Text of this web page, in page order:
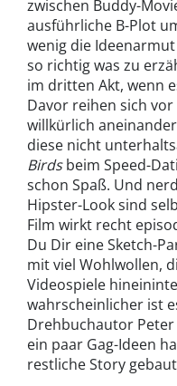
zwischen Buddy-
ausführliche B-Plot
wenig die
so richtig was zu
im dritten Akt, wenn
Davor reihen sich
willkürlich
diese nicht
Birdsbeim Speed-
schon Spaß. Und
Hipster-Look sind
Film wirkt recht
Du Dir eine Sketch-
mit viel Wohlwollen,
Videospiele
wahrscheinlicher ist
Drehbuchautor Peter
ein paar Gag-Ideen
restliche Story